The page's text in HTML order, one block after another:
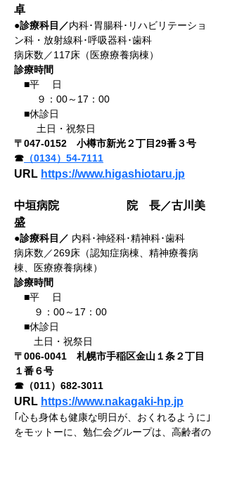
卓
●診療科目／内科･胃腸科･リハビリテーショ
ン科・放射線科･呼吸器科･歯科
病床数／117床（医療療養病棟）
診療時間
■平 　日
９：00～17：00
■休診日
土日・祝祭日
〒047-0152　小樽市新光２丁目29番３号
☎ （0134）54-7111
URL https://www.higashiotaru.jp
中垣病院			院　長／古川美
盛
●診療科目／ 内科･神経科･精神科･歯科
病床数／269床（認知症病棟、精神療養病
棟、医療療養病棟）
診療時間
■平 　日
９：00～17：00
■休診日
土日・祝祭日
〒006-0041　札幌市手稲区金山１条２丁目
１番６号
☎（011）682-3011
URL https://www.nakagaki-hp.jp
｢心も身体も健康な明日が、おくれるように｣
をモットーに、勉仁会グループは、高齢者の